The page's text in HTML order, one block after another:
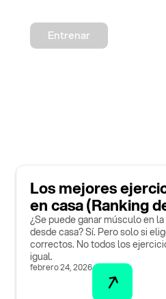
Entrenar
Los mejores
en casa (Ranking
¿Se puede ganar músculo en
desde casa? Sí. Pero solo si
correctos. No todos los
igual.
febrero 24, 2026